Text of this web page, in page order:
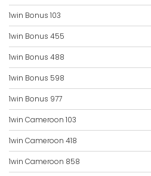
1win Bonus 103
1win Bonus 455
1win Bonus 488
1win Bonus 598
1win Bonus 977
1win Cameroon 103
1win Cameroon 418
1win Cameroon 858